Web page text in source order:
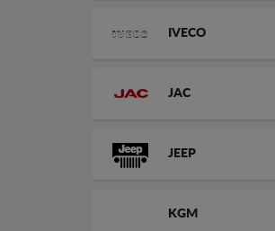
IVECO
JAC
JEEP
KGM